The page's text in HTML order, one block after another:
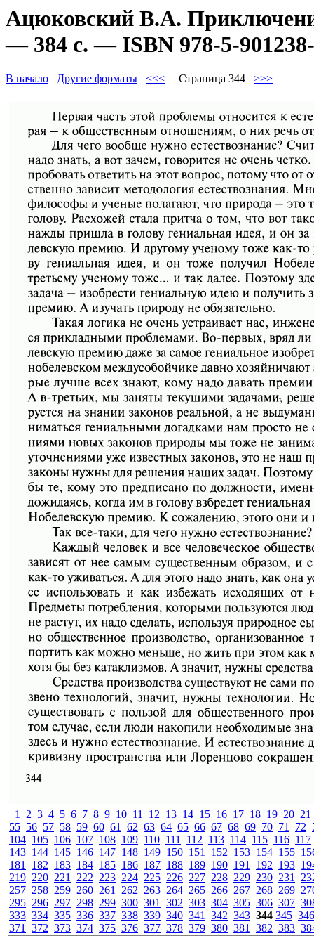
Ацюковский В.А.
— 384 с. — ISBN 978-5-
В начало Другие форматы <<< Страница 344 >>>
1 2 3 4 5 6 7 8 9 10 11 12 13 14 15 16 17 18 19 20 21
55 56 57 58 59 60 61 62 63 64 65 66 67 68 69 70 71 72
104 105 106 107 108 109 110 111 112 113 114 115 116 117
143 144 145 146 147 148 149 150 151 152 153 154 155
181 182 183 184 185 186 187 188 189 190 191 192 193
219 220 221 222 223 224 225 226 227 228 229 230 231
257 258 259 260 261 262 263 264 265 266 267 268 269
295 296 297 298 299 300 301 302 303 304 305 306 307
333 334 335 336 337 338 339 340 341 342 343 344 345 346
371 372 373 374 375 376 377 378 379 380 381 382 383